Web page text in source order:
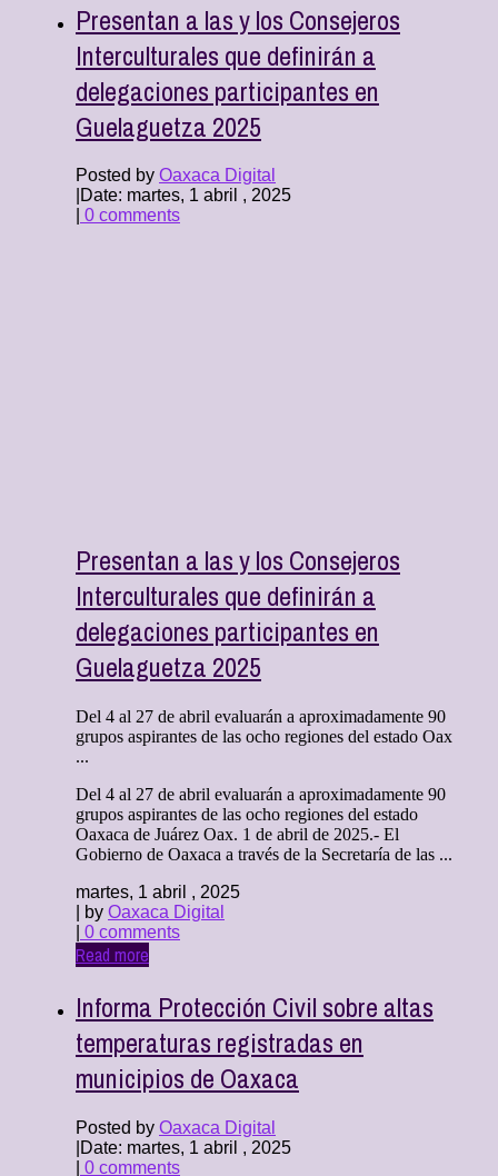
Presentan a las y los Consejeros
Interculturales que definirán a
delegaciones participantes en
Guelaguetza 2025
Posted by Oaxaca Digital
Date: martes, 1 abril , 2025
0 comments
Presentan a las y los Consejeros
Interculturales que definirán a
delegaciones participantes en
Guelaguetza 2025
Del 4 al 27 de abril evaluarán a aproximadamente 90
grupos aspirantes de las ocho regiones del estado Oax
...
Del 4 al 27 de abril evaluarán a aproximadamente 90
grupos aspirantes de las ocho regiones del estado
Oaxaca de Juárez Oax. 1 de abril de 2025.- El
Gobierno de Oaxaca a través de la Secretaría de las ...
martes, 1 abril , 2025
| by Oaxaca Digital
0 comments
Read more
Informa Protección Civil sobre altas
temperaturas registradas en
municipios de Oaxaca
Posted by Oaxaca Digital
Date: martes, 1 abril , 2025
0 comments